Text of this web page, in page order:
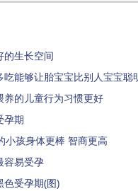
的生长空间
吃能够让胎宝宝比别人宝宝聪
养的儿童行为习惯更好
孕期
小孩身体更棒 智商更高
容易受孕
色受孕期(图)